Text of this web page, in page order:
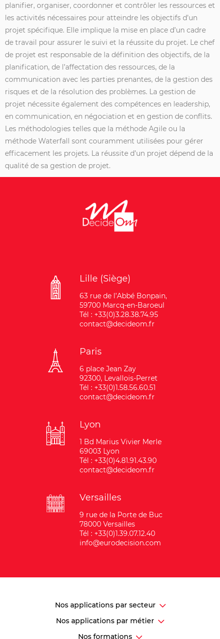
planifier, organiser, coordonner et contrôler les ressources et
les activités nécessaires pour atteindre les objectifs d’un
projet spécifique. Elle implique la mise en place d’un cadre
de travail pour assurer le suivi et la réussite du projet. Le chef
de projet est responsable de la définition des objectifs, de la
planification, de l’affectation des ressources, de la
communication avec les parties prenantes, de la gestion des
risques et de la résolution des problèmes. La gestion de
projet nécessite également des compétences en leadership,
en communication, en négociation et en gestion de conflits.
Les méthodologies telles que la méthode Agile ou la
méthode Waterfall sont couramment utilisées pour gérer
efficacement les projets. La réussite d’un projet dépend de la
qualité de sa gestion de projet.
Lille (Siège)
63 rue de l’Abbé Bonpain,
59700 Marcq-en-Baroeul
Tél : +33(0)3.28.38.74.95
contact@decideom.fr
Paris
6 place Jean Zay
92300, Levallois-Perret
Tél : +33(0)1.58.56.60.51
contact@decideom.fr
Lyon
1 Bd Marius Vivier Merle
69003 Lyon
Tél : +33(0)4.81.91.43.90
contact@decideom.fr
Versailles
9 rue de la Porte de Buc
78000 Versailles
Tél : +33(0)1.39.07.12.40
info@eurodecision.com
Nos applications par secteur
Nos applications par métier
Nos formations